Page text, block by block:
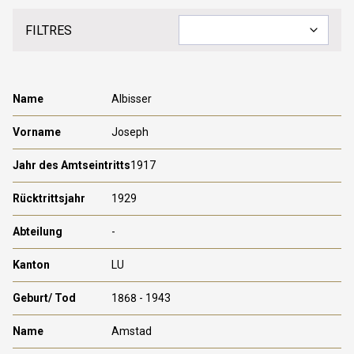
FILTRES
Albisser
Joseph
1917
1929
-
LU
1868 - 1943
Amstad